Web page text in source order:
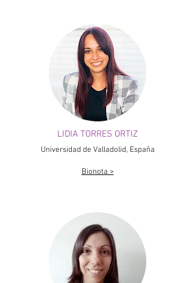
LIDIA TORRES ORTIZ
Universidad de Valladolid, España
Bionota >